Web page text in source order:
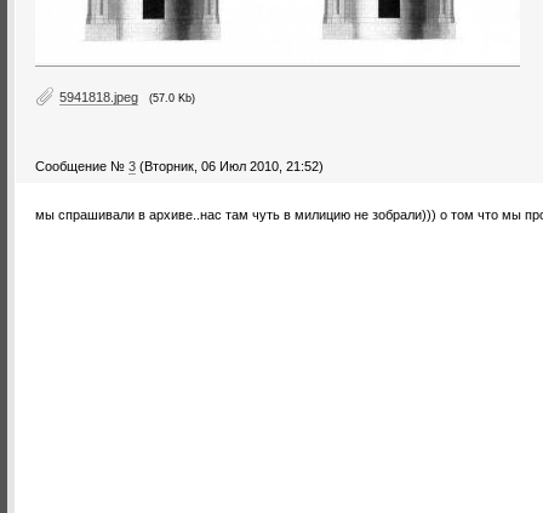
5941818.jpeg (57.0 Kb)
Сообщение № 3 (Вторник, 06 Июл 2010, 21:52)
мы спрашивали в архиве..нас там чуть в милицию не зобрали))) о том что мы